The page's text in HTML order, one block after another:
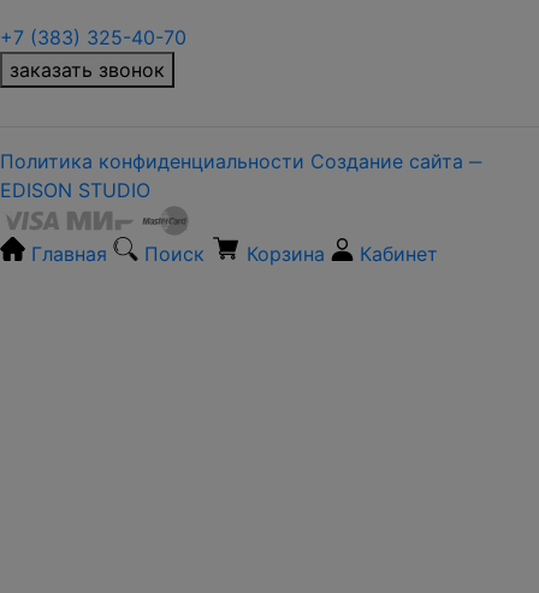
+7 (383) 325-40-70
заказать звонок
Политика конфиденциальности Создание сайта ‒
EDISON STUDIO
Главная Поиск Корзина Кабинет